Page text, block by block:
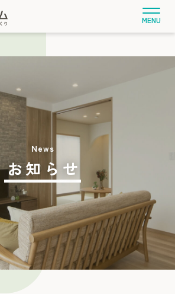
MENU
お知らせ